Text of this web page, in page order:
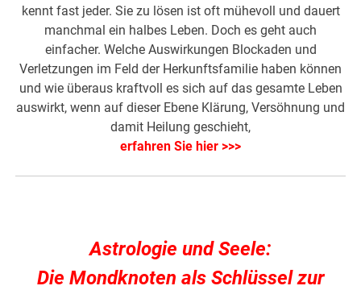
kennt fast jeder. Sie zu lösen ist oft mühevoll und dauert
manchmal ein halbes Leben. Doch es geht auch
einfacher. Welche Auswirkungen Blockaden und
Verletzungen im Feld der Herkunftsfamilie haben können
und wie überaus kraftvoll es sich auf das gesamte Leben
auswirkt, wenn auf dieser Ebene Klärung, Versöhnung und
damit Heilung geschieht,
erfahren Sie hier >>>
Astrologie und Seele:
Die Mondknoten als Schlüssel zur